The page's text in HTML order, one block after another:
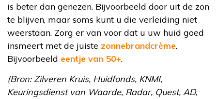
is beter dan genezen. Bijvoorbeeld door uit de zon
te blijven, maar soms kunt u die verleiding niet
weerstaan. Zorg er van voor dat u uw huid goed
insmeert met de juiste zonnebrandcrème.
Bijvoorbeeld eentje van 50+.
(Bron: Zilveren Kruis, Huidfonds, KNMI,
Keuringsdienst van Waarde, Radar, Quest, AD,